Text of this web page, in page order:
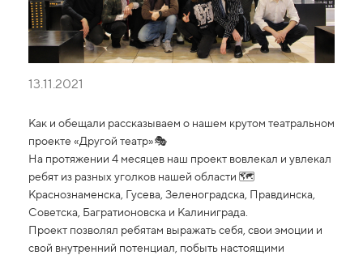
13.11.2021
Как и обещали рассказываем о нашем крутом театральном
проекте «Другой театр»🎭
На протяжении 4 месяцев наш проект вовлекал и увлекал
ребят из разных уголков нашей области 🗺
Краснознаменска, Гусева, Зеленоградска, Правдинска,
Советска, Багратионовска и Калиниграда.
Проект позволял ребятам выражать себя, свои эмоции и
свой внутренний потенциал, побыть настоящими